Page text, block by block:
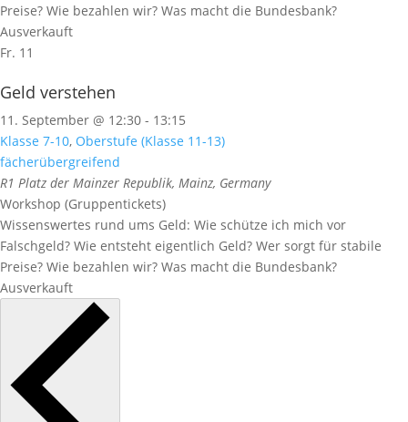
Preise? Wie bezahlen wir? Was macht die Bundesbank?
Ausverkauft
Fr. 11
Geld verstehen
11. September @ 12:30 - 13:15
Klasse 7-10, Oberstufe (Klasse 11-13)
fächerübergreifend
R1 Platz der Mainzer Republik, Mainz, Germany
Workshop (Gruppentickets)
Wissenswertes rund ums Geld: Wie schütze ich mich vor
Falschgeld? Wie entsteht eigentlich Geld? Wer sorgt für stabile
Preise? Wie bezahlen wir? Was macht die Bundesbank?
Ausverkauft